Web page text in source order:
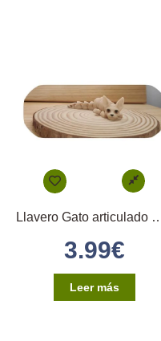
Llavero Gato
3.99€
Leer más